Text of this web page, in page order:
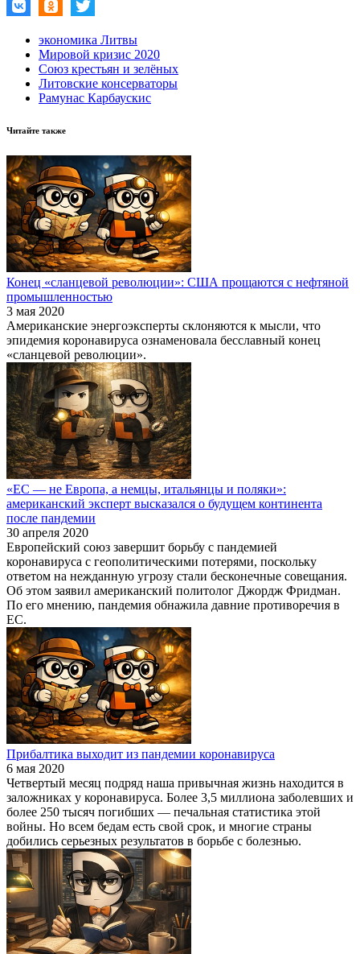
экономика Литвы
Мировой кризис 2020
Союз крестьян и зелёных
Литовские консерваторы
Рамунас Карбаускис
Читайте также
Конец «сланцевой революции»: США прощаются с нефтяной
промышленностью
3 мая 2020
Американские энергоэксперты склоняются к мысли, что
эпидемия коронавируса ознаменовала бесславный конец
«сланцевой революции».
«ЕС — не Европа, а немцы, итальянцы и поляки»:
американский эксперт высказался о будущем континента
после пандемии
30 апреля 2020
Европейский союз завершит борьбу с пандемией
коронавируса с геополитическими потерями, поскольку
ответом на нежданную угрозу стали бесконечные совещания.
Об этом заявил американский политолог Джордж Фридман.
По его мнению, пандемия обнажила давние противоречия в
ЕС.
Прибалтика выходит из пандемии коронавируса
6 мая 2020
Четвертый месяц подряд наша привычная жизнь находится в
заложниках у коронавируса. Более 3,5 миллиона заболевших и
более 250 тысяч погибших — печальная статистика этой
войны. Но всем бедам есть свой срок, и многие страны
добились серьезных результатов в борьбе с болезнью.